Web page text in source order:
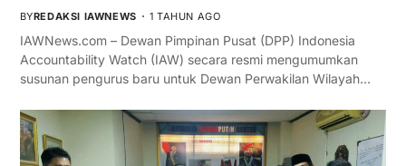
BYREDAKSI IAWNEWS 1 TAHUN AGO
IAWNews.com – Dewan Pimpinan Pusat (DPP) Indonesia
Accountability Watch (IAW) secara resmi mengumumkan
susunan pengurus baru untuk Dewan Perwakilan Wilayah…